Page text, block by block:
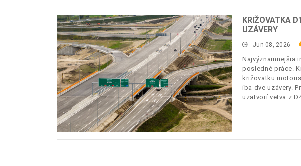
KRIŽOVATKA
UZÁVERY
Jun 08, 2026
Najvýznamnejšia
posledné práce.
križovatku
iba dve uzávery.
uzatvorí vetva z